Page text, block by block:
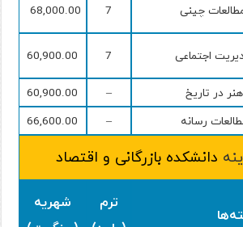
چینی 7
68,000.00
اجتماعی 7
60,900.00
در تاریخ
–
60,900.00
رسانه
–
66,600.00
دانشکده بازرگانی و اقتصاد
ترم
شهریه